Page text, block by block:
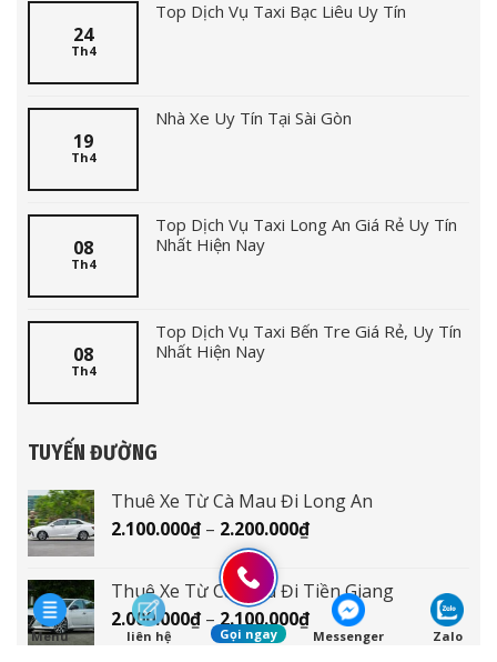
24
Th4
Top Dịch Vụ Taxi Bạc Liêu Uy Tín
19
Th4
Nhà Xe Uy Tín Tại Sài Gòn
08
Th4
Top Dịch Vụ Taxi Long An Giá Rẻ Uy Tín
Nhất Hiện Nay
08
Th4
Top Dịch Vụ Taxi Bến Tre Giá Rẻ, Uy Tín
Nhất Hiện Nay
TUYẾN ĐƯỜNG
Thuê Xe Từ Cà Mau Đi Long An
2.100.000₫ – 2.200.000₫Khoảng
2.100.000₫
đến
2.200.000₫
Thuê Xe Từ Cà Mau Đi Tiền Giang
2.000.000₫ – 2.100.000₫Khoảng
giá:
Menu liên hệ Gọi ngay Messenger Zalo